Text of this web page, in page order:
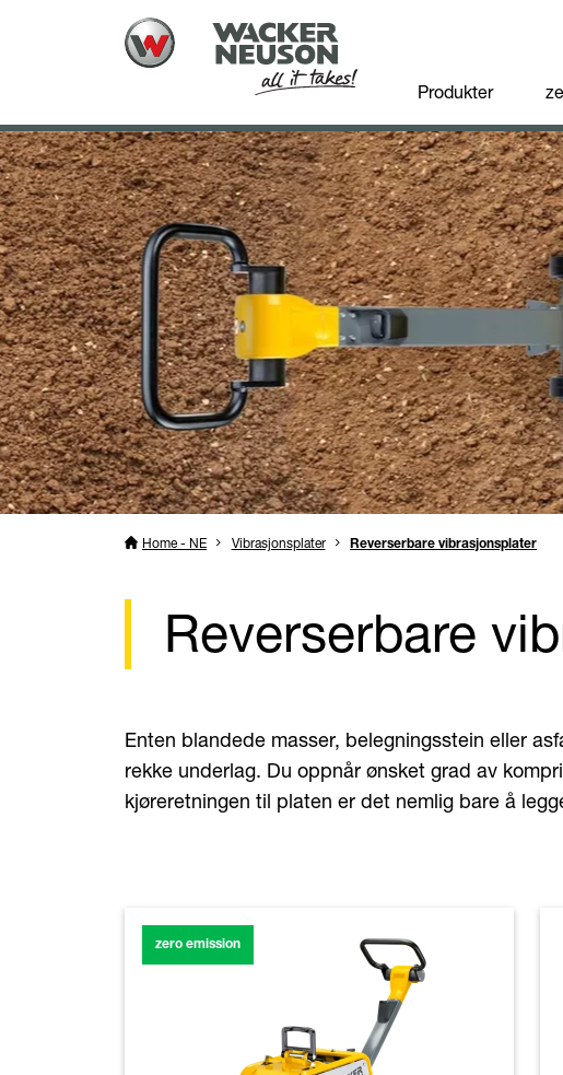
Produkter
Home - NE Vibrasjonsplater Reverserbare vibrasjonsplater
Reverserbare
Enten blandede masser, belegningsstein eller
rekke underlag. Du oppnår ønsket grad av
kjøreretningen til platen er det nemlig bare å
zero emission